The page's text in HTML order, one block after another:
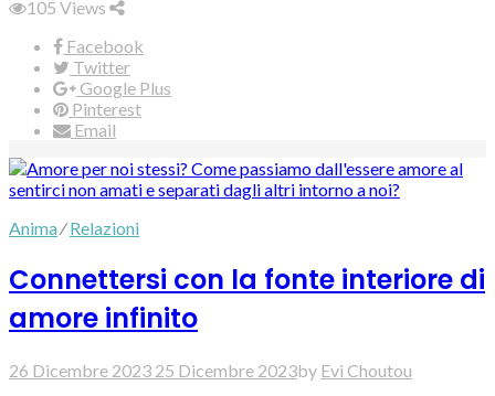
105 Views
Facebook
Twitter
Google Plus
Pinterest
Email
Anima⁄Relazioni
Connettersi con la fonte interiore di
amore infinito
26 Dicembre 2023 25 Dicembre 2023by Evi Choutou